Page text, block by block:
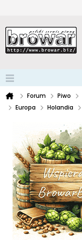
Forum Piwo
Europa
Holandia